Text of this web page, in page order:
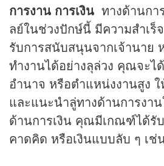
การงาน การเงิน ทางด้านกา
ลย์ในช่วงปักษ์นี้ มีความสำเร็
รับการสนับสนุนจากเจ้านาย
ทำงานได้อย่างลุล่วง คุณจะ
อำนาจ หรือตำแหน่งงานสูง
และแนะนำลู่ทางด้านการง
ด้านการเงิน คุณมีเกณฑ์ได้รั
คาดคิด หรือเงินแบบลับ ๆ เช่